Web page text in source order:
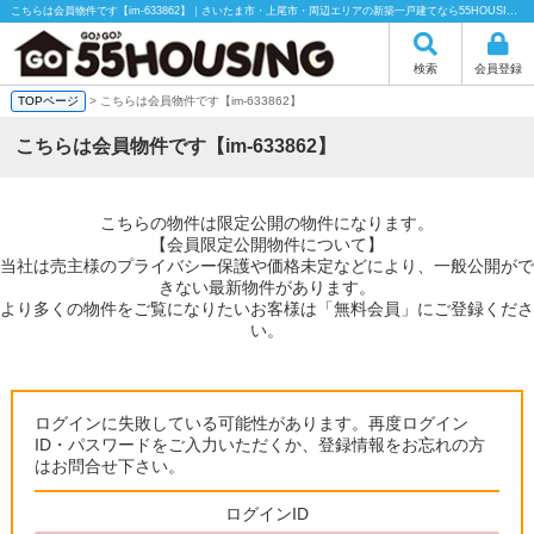
こちらは会員物件です【im-633862】｜さいたま市・上尾市・周辺エリアの新築一戸建てなら55HOUSING（55ハウジング）にお任せください！
検索 会員登録
TOPページ > こちらは会員物件です【im-633862】
こちらは会員物件です【im-633862】
こちらの物件は限定公開の物件になります。
【会員限定公開物件について】
当社は売主様のプライバシー保護や価格未定などにより、一般公開がで
きない最新物件があります。
より多くの物件をご覧になりたいお客様は「無料会員」にご登録くださ
い。
ログインに失敗している可能性があります。再度ログイン
ID・パスワードをご入力いただくか、登録情報をお忘れの方
はお問合せ下さい。
ログインID